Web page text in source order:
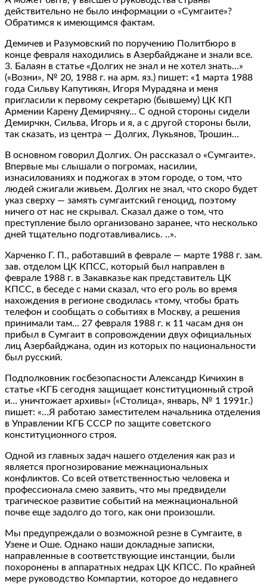
действительно не было информации о «Сумгаите»?
Обратимся к имеющимся фактам.
Демичев и Разумовский по поручению Политбюро в
конце февраля находились в Азербайджане и знали все.
3. Балаян в статье «Долгих не знал и не хотел знать…»
(«Возни», № 20, 1988 г. на арм. яз.) пишет: «1 марта 1988
года Сильву Капутикян, Игоря Мурадяна и меня
пригласили к первому секретарю (бывшему) ЦК КП
Армении Карену Демирчяну… С одной стороны сидели
Демирчкн, Сильва, Игорь и я, а с другой стороны были,
так сказать, из центра — Долгих, Лукьянов, Трошин…
В основном говорил Долгих. Он рассказал о «Сумгаите».
Впервые мы слышали о погромах, насилии,
изнасилованиях и поджогах в этом городе, о том, что
людей сжигали живьем. Долгих не знал, что скоро будет
указ сверху — замять сумгаитский геноцид, поэтому
ничего от нас не скрывал. Сказал даже о том, что
преступление было организовано заранее, что несколько
дней тщательно подготавливались. ..».
Харченко Г. П., работавший в феврале — марте 1988 г. зам.
зав. отделом ЦК КПСС, который был направлен в
феврале 1988 г. в Закавказье как представитель ЦК
КПСС, в беседе с нами сказал, что его роль во время
нахождения в регионе сводилась «тому, чтобы брать
телефон и сообщать о событиях в Москву, а решения
принимали там… 27 февраля 1988 г. к 11 часам дня он
прибыл в Сумгаит в сопровождении двух официальных
лиц Азербайджана, один из которых по национальности
был русский.
Подполковник госбезопасности Александр Кичихин в
статье «КГБ сегодня защищает конституционный строй
и… уничтожает архивы» («Столица», январь, № 1 1991г.)
пишет: «…Я работаю заместителем начальника отделения
в Управлении КГБ СССР по защите советского
конституционного строя.
Одной из главных задач нашего отделения как раз и
является прогнозирование межнациональных
конфликтов. Со всей ответственностью человека и
профессионала смею заявить, что мы предвидели
трагическое развитие событий на межнациональной
почве еще задолго до того, как они произошли.
Мы предупреждали о возможной резне в Сумгаите, в
Узене и Оше. Однако наши докладные записки,
направленные в соответствующие инстанции, были
похоронены в аппаратных недрах ЦК КПСС. По крайней
мере руководство Компартии, которое до недавнего